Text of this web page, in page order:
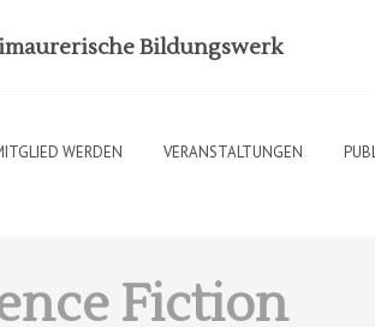
Bildungswerk
WERDEN VERANSTALTUNGEN
Fiction